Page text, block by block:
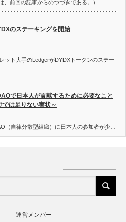
前回の記事からのつづきである。） …
のステーキングを開始
ット大手のLedgerがDYDXトークンのステー
で日本人が貢献するために必要なこと
では足りない実状～
（自律分散型組織）に日本人の参加者が少…
運営メンバー